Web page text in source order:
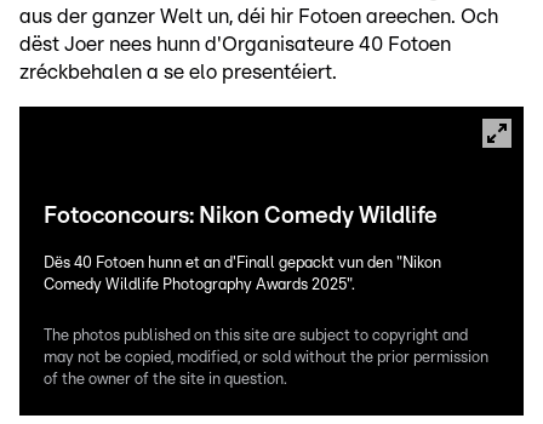
aus der ganzer Welt un, déi hir Fotoen areechen. Och
dëst Joer nees hunn d'Organisateure 40 Fotoen
zréckbehalen a se elo presentéiert.
Fotoconcours: Nikon Comedy Wildlife
Dës 40 Fotoen hunn et an d'Finall gepackt vun den "Nikon
Comedy Wildlife Photography Awards 2025".
The photos published on this site are subject to copyright and
may not be copied, modified, or sold without the prior permission
of the owner of the site in question.